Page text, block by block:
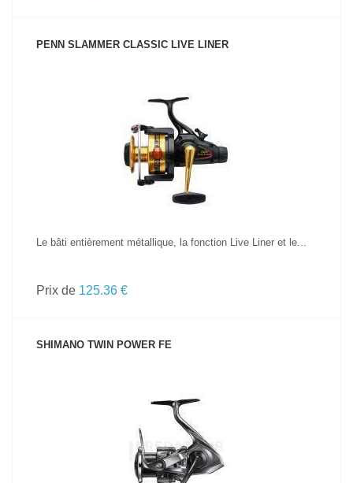
PENN SLAMMER CLASSIC LIVE LINER
VOIR LE PRODUIT
Le bâti entièrement métallique, la fonction Live Liner et le...
Prix de 125.36 €
SHIMANO TWIN POWER FE
VOIR LE PRODUIT